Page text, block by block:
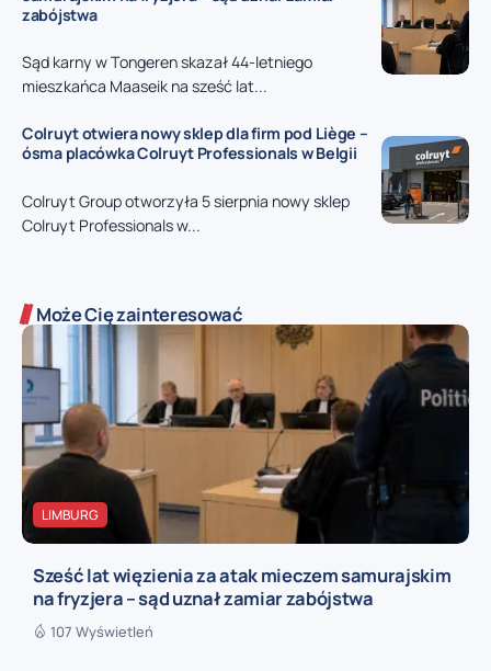
zabójstwa
Sąd karny w Tongeren skazał 44-letniego
mieszkańca Maaseik na sześć lat...
Colruyt otwiera nowy sklep dla firm pod Liège –
ósma placówka Colruyt Professionals w Belgii
Colruyt Group otworzyła 5 sierpnia nowy sklep
Colruyt Professionals w...
Może Cię zainteresować
LIMBURG
Sześć lat więzienia za atak mieczem samurajskim
na fryzjera – sąd uznał zamiar zabójstwa
107 Wyświetleń